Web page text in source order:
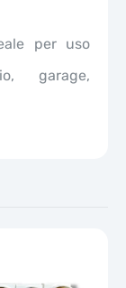
per uso
garage,